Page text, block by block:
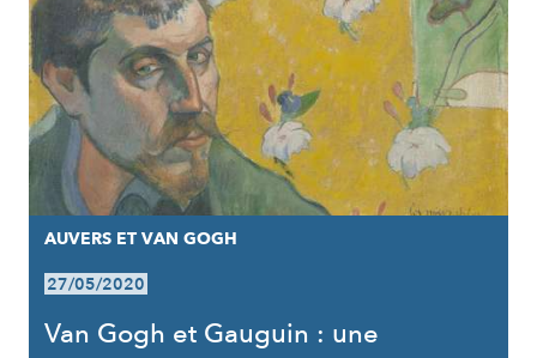
AUVERS ET VAN GOGH
27/05/2020
Van Gogh et Gauguin : une